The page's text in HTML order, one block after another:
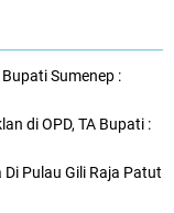
Sumenep :
di OPD, TA Bupati :
Pulau Gili Raja Patut